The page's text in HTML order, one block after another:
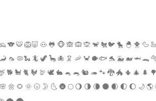
🐨 🐯 🦁🐷 🐽 🐸 🐵 🙈 🙉 🙊 🐒 🐔🐦 🐤 🐣 🐥 🦆
🦟 🦠🐍 🦎 🦖 🦕 🐙 🦑 🦐 🦀 🐡🐟 🐬 🐳 🐋 🦈 🐊
🐕 🐩 🐈 🐓 🦃 🕊 🐇 🐁 🐀 🐿 🦔 🐾 🐉 🐲 🌵 🎄 🌲
🌼 🌻 🌞 🌝 🌛 🌜 🌚 🌕 🌖 🌗 🌘 🌑 🌒 🌓 🌔 🌙 🌎